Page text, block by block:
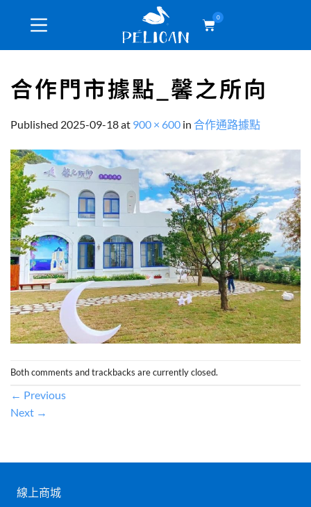
0
合作門市據點_馨之所向
Published 2025-09-18at 900 × 600 in 合作通路據點
Both comments and trackbacks are currently closed.
← Previous
Next →
線上商城